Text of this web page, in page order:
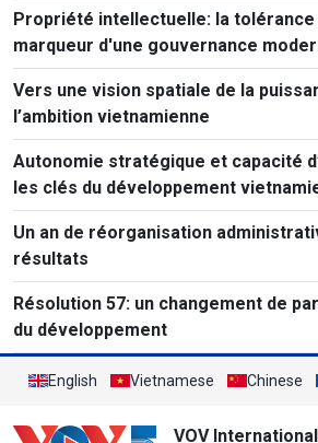
Propriété intellectuelle: la tolérance
marqueur d'une gouvernance
Vers une vision spatiale de la
l’ambition vietnamienne
Autonomie stratégique et capacité
les clés du développement
Un an de réorganisation
résultats
Résolution 57: un changement de
du développement
English Vietnamese Chinese
VOV